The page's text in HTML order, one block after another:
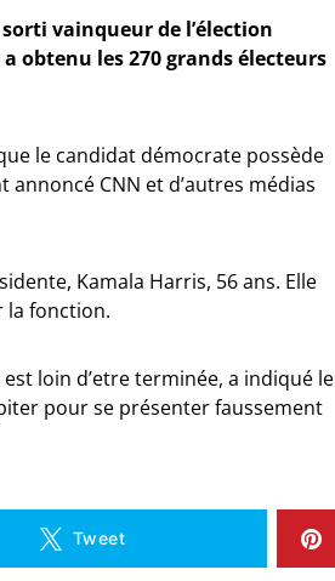
vainqueur de l’élection
a obtenu les 270 grands électeurs
le candidat démocrate possède
CNN et d’autres médias
Kamala Harris, 56 ans. Elle
la fonction.
loin d’etre terminée, a indiqué le
pour se présenter faussement
Tweet